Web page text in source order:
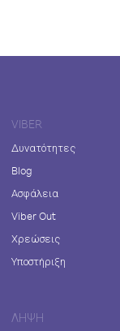
VIBER
Δυνατότητες
Blog
Ασφάλεια
Viber Out
Χρεώσεις
Υποστήριξη
ΛΉΨΗ